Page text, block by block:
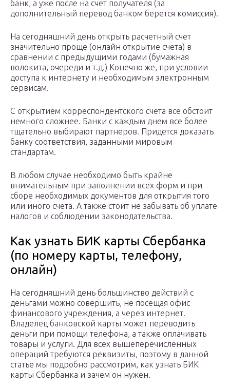
банк, а уже после на счет получателя (за
дополнительный перевод банком берется комиссия).
На сегодняшний день открыть расчетный счет
значительно проще (онлайн открытие счета) в
сравнении с предыдущими годами (бумажная
волокита, очереди и т.д.) Конечно же, при условии
доступа к интернету и необходимым электронным
сервисам.
С открытием корреспондентского счета все обстоит
немного сложнее. Банки с каждым днем все более
тщательно выбирают партнеров. Придется доказать
банку соответствия, заданными мировым
стандартам.
В любом случае необходимо быть крайне
внимательным при заполнении всех форм и при
сборе необходимых документов для открытия того
или иного счета. А также стоит не забывать об уплате
налогов и соблюдении законодательства.
Как узнать БИК карты Сбербанка
(по номеру карты, телефону,
онлайн)
На сегодняшний день большинство действий с
деньгами можно совершить, не посещая офис
финансового учреждения, а через интернет.
Владелец банковской карты может переводить
деньги при помощи телефона, а также оплачивать
товары и услуги. Для всех вышеперечисленных
операций требуются реквизиты, поэтому в данной
статье мы подробно рассмотрим, как узнать БИК
карты Сбербанка и зачем он нужен.